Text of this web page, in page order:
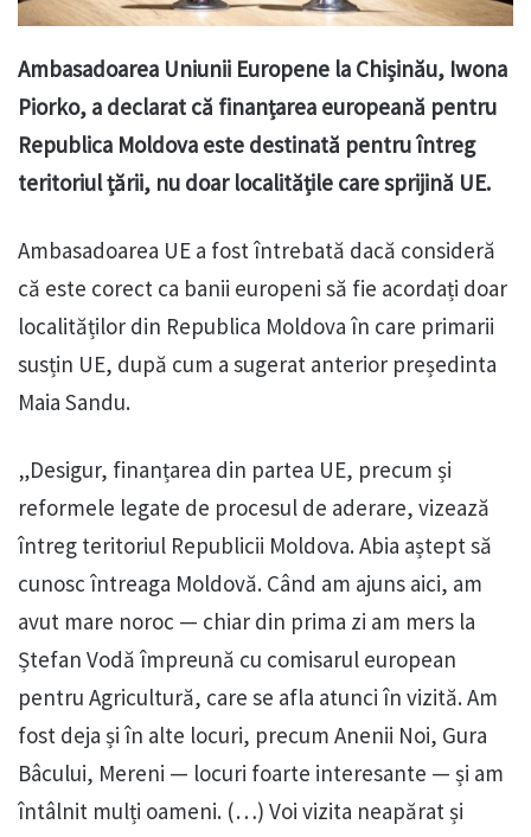
Ambasadoarea Uniunii Europene la Chișinău, Iwona
Piorko, a declarat că finanțarea europeană pentru
Republica Moldova este destinată pentru întreg
teritoriul țării, nu doar localitățile care sprijină UE.
Ambasadoarea UE a fost întrebată dacă consideră
că este corect ca banii europeni să fie acordați doar
localităților din Republica Moldova în care primarii
susțin UE, după cum a sugerat anterior președinta
Maia Sandu.
„Desigur, finanțarea din partea UE, precum și
reformele legate de procesul de aderare, vizează
întreg teritoriul Republicii Moldova. Abia aștept să
cunosc întreaga Moldovă. Când am ajuns aici, am
avut mare noroc — chiar din prima zi am mers la
Ștefan Vodă împreună cu comisarul european
pentru Agricultură, care se afla atunci în vizită. Am
fost deja și în alte locuri, precum Anenii Noi, Gura
Bâcului, Mereni — locuri foarte interesante — și am
întâlnit mulți oameni. (…) Voi vizita neapărat și